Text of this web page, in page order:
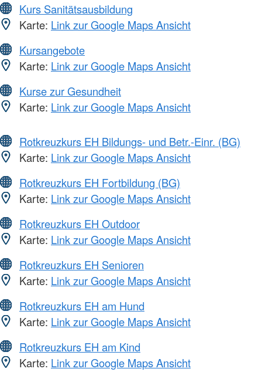
Kurs Sanitätsausbildung
Karte: Link zur Google Maps Ansicht
Kursangebote
Karte: Link zur Google Maps Ansicht
Kurse zur Gesundheit
Karte: Link zur Google Maps Ansicht
Rotkreuzkurs EH Bildungs- und Betr.-Einr. (BG)
Karte: Link zur Google Maps Ansicht
Rotkreuzkurs EH Fortbildung (BG)
Karte: Link zur Google Maps Ansicht
Rotkreuzkurs EH Outdoor
Karte: Link zur Google Maps Ansicht
Rotkreuzkurs EH Senioren
Karte: Link zur Google Maps Ansicht
Rotkreuzkurs EH am Hund
Karte: Link zur Google Maps Ansicht
Rotkreuzkurs EH am Kind
Karte: Link zur Google Maps Ansicht